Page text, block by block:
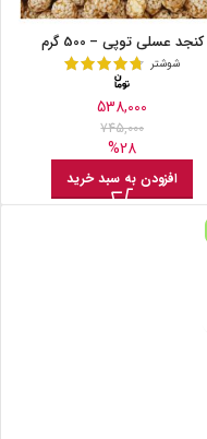
کنجد عسلی توپی – 500 گرم
شوشتر
538,000
745,000
%28
افزودن به سبد خرید